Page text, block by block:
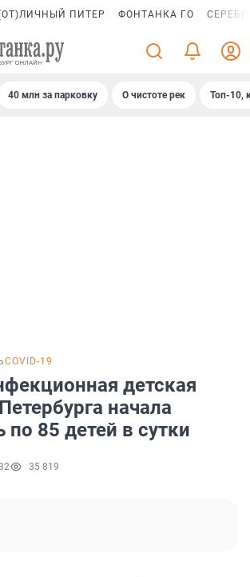
ПИТЕР ФОНТАНКА ГО
40 млн за парковку О чистоте рек Топ-10,
COVID-19
детская
начала
по 85 детей в сутки
35 819